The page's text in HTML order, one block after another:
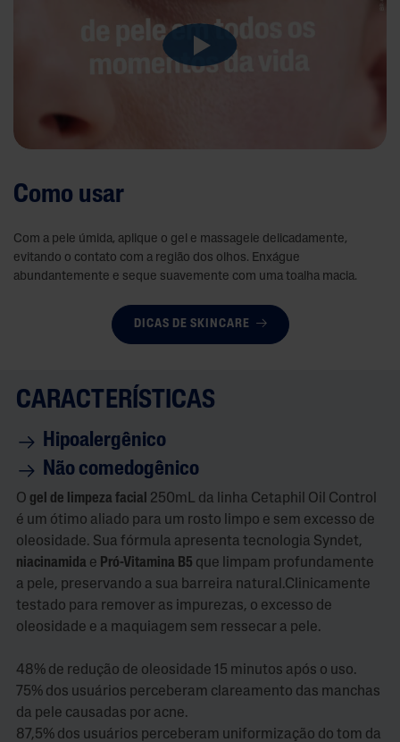
Como usar
Com a pele úmida, aplique o gel e massageie delicadamente,
evitando o contato com a região dos olhos. Enxágue
abundantemente e seque suavemente com uma toalha macia.
DICAS DE SKINCARE
O gel de limpeza facial 250mL da linha Cetaphil Oil Control
é um ótimo aliado para um rosto limpo e sem excesso de
oleosidade. Sua fórmula apresenta tecnologia Syndet,
niacinamida e Pró-Vitamina B5 que limpam profundamente
a pele, preservando a sua barreira natural.Clinicamente
testado para remover as impurezas, o excesso de
oleosidade e a maquiagem sem ressecar a pele.
48% de redução de oleosidade 15 minutos após o uso.
75% dos usuários perceberam clareamento das manchas
da pele causadas por acne.
87,5% dos usuários perceberam uniformização do tom da
CARACTERÍSTICAS
Hipoalergênico
Não comedogênico